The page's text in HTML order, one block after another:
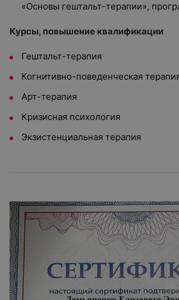
«Основы гештальт-терапии»,
Курсы, повышение квалификации
Гештальт-терапия
Когнитивно-поведенческая
Арт-терапия
Кризисная психология
Экзистенциальная терапия